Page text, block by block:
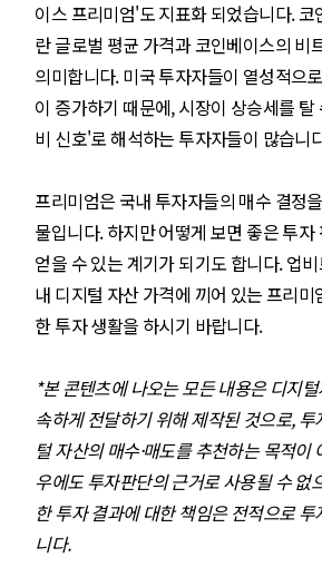
이스 프리미엄'도 지표화 되었습니다.
란 글로벌 평균 가격과 코인베이스의 비
의미합니다. 미국 투자자들이 열성적으
이 증가하기 때문에, 시장이 상승세를 탈
비 신호'로 해석하는 투자자들이 많습니
프리미엄은 국내 투자자들의 매수 결정
물입니다. 하지만 어떻게 보면 좋은 투
얻을 수 있는 계기가 되기도 합니다. 업
내 디지털 자산 가격에 끼어 있는 프리미
한 투자 생활을 하시기 바랍니다.
*본 콘텐츠에 나오는 모든 내용은 디지
속하게 전달하기 위해 제작된 것으로,
털 자산의 매수·매도를 추천하는 목적이
우에도 투자판단의 근거로 사용될 수 없
한 투자 결과에 대한 책임은 전적으로
니다.